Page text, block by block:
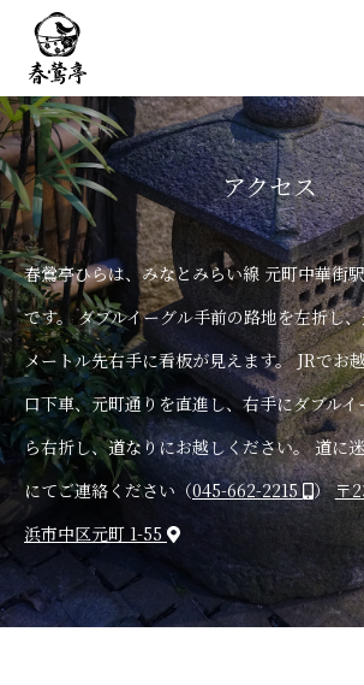
アクセス
春鶯亭ひらは、みなとみらい線 元町中華街
です。ダブルイーグル手前の路地を左折し
メートル先右手に看板が見えます。JRでお
口下車、元町通りを直進し、右手にダブル
ら右折し、道なりにお越しください。道に
にてご連絡ください（045-662-2215 ） 〒
浜市中区元町 1-55